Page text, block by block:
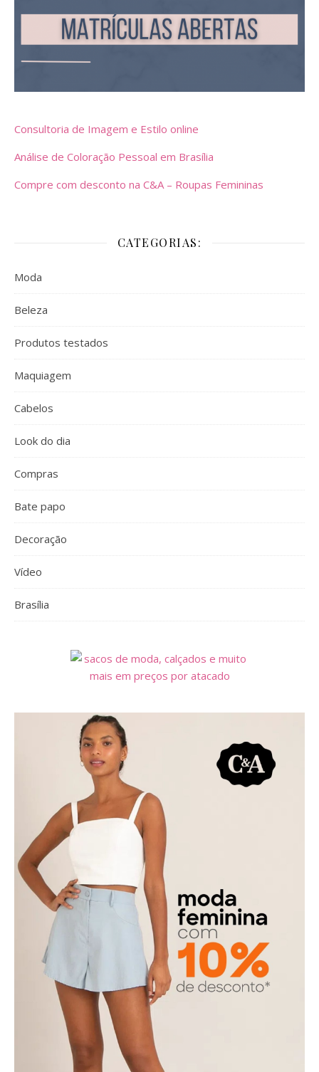
Consultoria de Imagem e Estilo online
Análise de Coloração Pessoal em Brasília
Compre com desconto na C&A – Roupas Femininas
CATEGORIAS:
Moda
Beleza
Produtos testados
Maquiagem
Cabelos
Look do dia
Compras
Bate papo
Decoração
Vídeo
Brasília